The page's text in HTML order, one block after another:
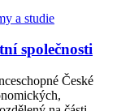
a studie
společnosti
České